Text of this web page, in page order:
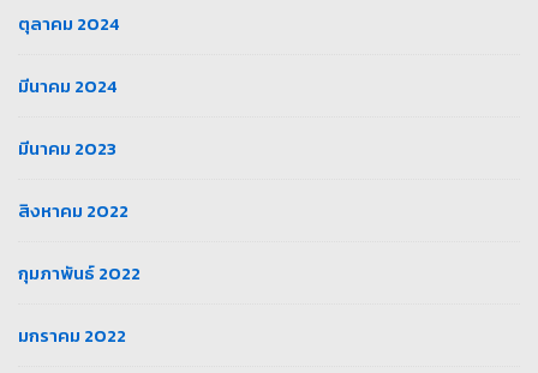
ตุลาคม 2024
มีนาคม 2024
มีนาคม 2023
สิงหาคม 2022
กุมภาพันธ์ 2022
มกราคม 2022